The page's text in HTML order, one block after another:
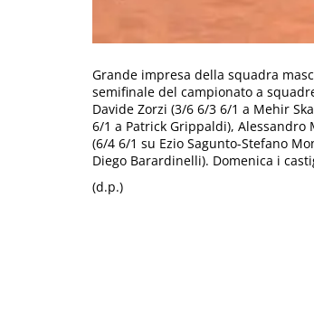
Grande impresa della squadra
semifinale del campionato a
Davide Zorzi (3/6 6/3 6/1 a Mehir
6/1 a Patrick Grippaldi), Alessandro
(6/4 6/1 su Ezio Sagunto-Stefano
Diego Barardinelli). Domenica i
(d.p.)